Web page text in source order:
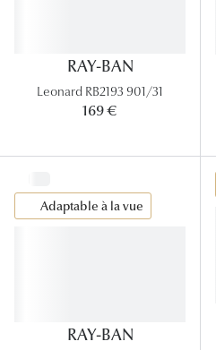
RAY-BAN
Leonard RB2193 901/31
169 €
Adaptable à la vue
RAY-BAN